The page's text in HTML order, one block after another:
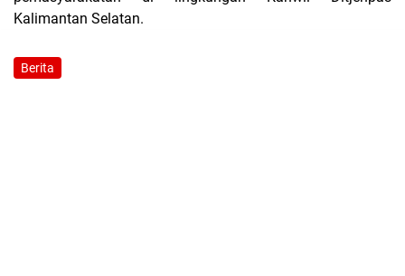
Kalimantan Selatan.
Berita